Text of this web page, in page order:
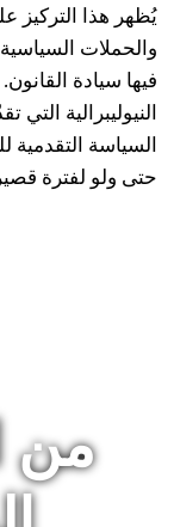
يُظهر هذا التركيز
والحملات
فيها سيادة
النيوليبرالية
السياسة التقدمية
حتى ولو لفترة
من